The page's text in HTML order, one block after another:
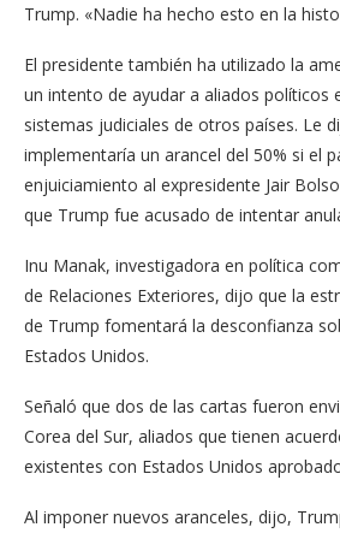
Trump. «Nadie ha hecho esto en la
El presidente también ha utilizado la
un intento de ayudar a aliados políticos
sistemas judiciales de otros países. Le
implementaría un arancel del 50% si el
enjuiciamiento al expresidente Jair
que Trump fue acusado de intentar
Inu Manak, investigadora en política
de Relaciones Exteriores, dijo que la
de Trump fomentará la desconfianza
Estados Unidos.
Señaló que dos de las cartas fueron
Corea del Sur, aliados que tienen
existentes con Estados Unidos
Al imponer nuevos aranceles, dijo,